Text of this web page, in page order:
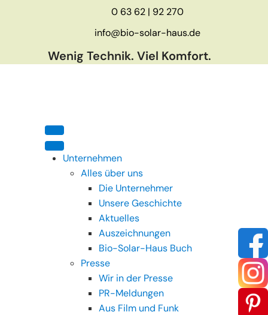
0 63 62 | 92 270
info@bio-solar-haus.de
Wenig Technik. Viel Komfort.
Unternehmen
Alles über uns
Die Unternehmer
Unsere Geschichte
Aktuelles
Auszeichnungen
Bio-Solar-Haus Buch
Presse
Wir in der Presse
PR-Meldungen
Aus Film und Funk